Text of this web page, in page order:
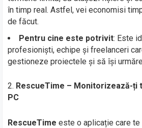
în timp real. Astfel, vei economisi
de făcut.
Pentru cine este potrivit: Este
profesioniști, echipe și freelanceri
gestioneze proiectele și să își
RescueTime – Monitorizează-ți
PC
RescueTime este o aplicație care